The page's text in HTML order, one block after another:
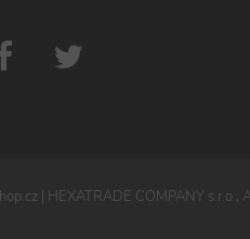
| HEXATRADE COMPANY s.r.o.,